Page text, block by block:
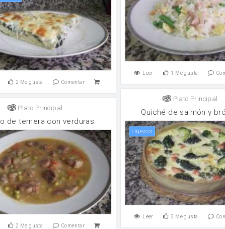
2 Me gusta Comentar
Leer 1 Me gusta
Plato Principal
Quiché de salmón y
huevos
Leer 3 Me gusta
Plato Principal
de ternera con verduras
2 Me gusta Comentar